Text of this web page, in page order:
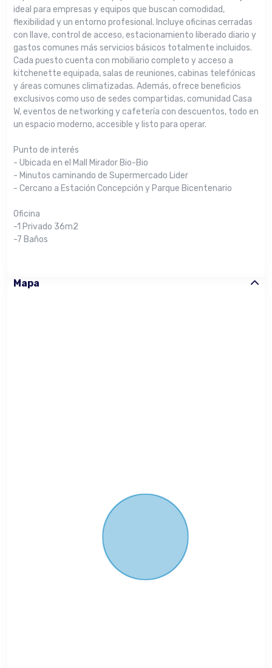
ideal para empresas y equipos que buscan comodidad,
flexibilidad y un entorno profesional. Incluye oficinas cerradas
con llave, control de acceso, estacionamiento liberado diario y
gastos comunes más servicios básicos totalmente incluidos.
Cada puesto cuenta con mobiliario completo y acceso a
kitchenette equipada, salas de reuniones, cabinas telefónicas
y áreas comunes climatizadas. Además, ofrece beneficios
exclusivos como uso de sedes compartidas, comunidad Casa
W, eventos de networking y cafetería con descuentos, todo en
un espacio moderno, accesible y listo para operar.
Punto de interés
- Ubicada en el Mall Mirador Bio-Bio
- Minutos caminando de Supermercado Lider
- Cercano a Estación Concepción y Parque Bicentenario
Oficina
-1 Privado 36m2
-7 Baños
Mapa